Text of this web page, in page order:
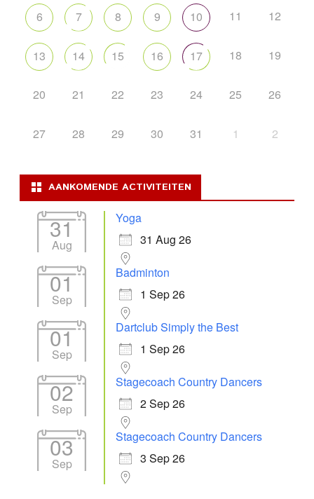
6 7 8 9 10 11 12
13 14 15 16 17 18 19
20 21 22 23 24 25 26
27 28 29 30 31 1 2
AANKOMENDE ACTIVITEITEN
31
Aug
Yoga
31 Aug 26
01
Sep
Badminton
1 Sep 26
01
Sep
Dartclub Simply the Best
1 Sep 26
02
Sep
Stagecoach Country Dancers
2 Sep 26
03
Sep
Stagecoach Country Dancers
3 Sep 26